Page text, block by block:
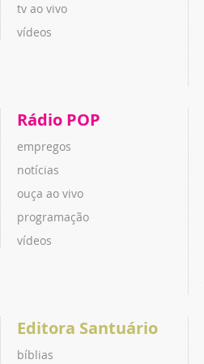
tv ao vivo
vídeos
Rádio POP
empregos
notícias
ouça ao vivo
programação
vídeos
Editora Santuário
bíblias